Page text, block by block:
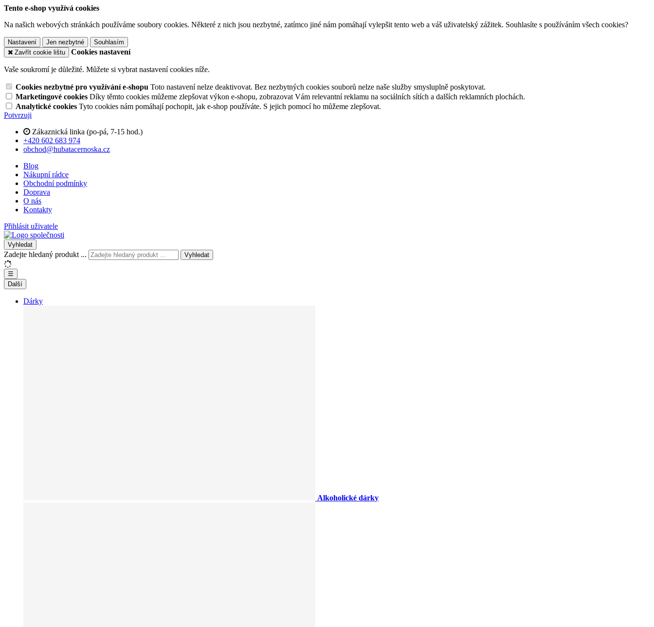
Tento e-shop využívá cookies
Na našich webových stránkách používáme soubory cookies. Některé z nich jsou nezbytné, zatímco jiné nám pomáhají vylepšit tento web a váš uživatelský zážitek. Souhlasíte s používáním všech cookies?
Nastavení Jen nezbytné
Souhlasím
Zavřít cookie lištu
Cookies nastavení
Vaše soukromí je důležité. Můžete si vybrat nastavení cookies níže.
Cookies nezbytné pro využívání e-shopu Toto nastavení nelze deaktivovat. Bez nezbytných cookies souborů nelze naše služby smysluplně poskytovat.
Marketingové cookies Díky těmto cookies můžeme zlepšovat výkon e-shopu, zobrazovat Vám relevantní reklamu na sociálních sítích a dalších reklamních plochách.
Analytické cookies Tyto cookies nám pomáhají pochopit, jak e-shop používáte. S jejich pomocí ho můžeme zlepšovat.
Potvrzuji
Zákaznická linka (po-pá, 7-15 hod.)
+420 602 683 974
obchod@hubatacernoska.cz
Blog
Nákupní rádce
Obchodní podmínky
Doprava
O nás
Kontakty
Přihlásit uživatele
Vyhledat
Zadejte hledaný produkt ... Vyhledat
☰
Další
Dárky
Alkoholické dárky